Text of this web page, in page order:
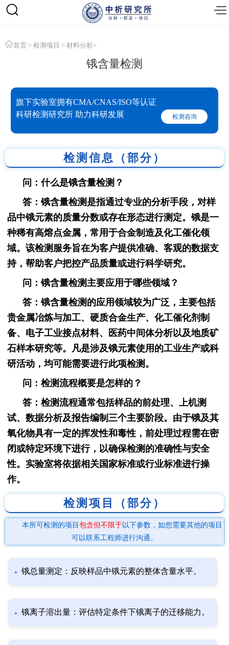
首页 > 检测项目 > 材料分析>
锇含量检测
旗下实验室拥有CMA/CNAS/ISO等认证
科研检测研究所 助力科研发展
检测咨询
检测信息（部分）
问：什么是锇含量检测？
答：锇含量检测是指通过专业的分析手段，对样
品中锇元素的质量分数或存在形态进行测定。锇是一
种稀有高熔点金属，常用于合金制造及化工催化领
域。该检测服务旨在为客户提供准确、客观的数据支
持，帮助客户把控产品质量或进行科学研究。
问：锇含量检测主要应用于哪些领域？
答：锇含量检测的应用领域较为广泛，主要包括
贵金属冶炼与加工、硬质合金生产、化工催化剂制
备、电子工业接点材料、医药中间体分析以及地质矿
石样本研究等。凡是涉及锇元素使用的工业生产或科
研活动，均可能需要进行此项检测。
问：检测流程概要是怎样的？
答：检测流程通常包括样品的前处理、上机测
试、数据分析及报告编制三个主要阶段。由于锇及其
氧化物具有一定的挥发性和毒性，前处理过程需在密
闭或特定环境下进行，以确保检测的准确性与安全
性。实验室将依据相关国家标准或行业标准进行操
作。
检测项目（部分）
本所可检测的项目 包含但不限于以下参数，如您需要其他的项目
可以联系工程师进行沟通。
锇总量测定：反映样品中锇元素的整体含量水平。
锇离子溶出量：评估特定条件下锇离子的迁移能力。